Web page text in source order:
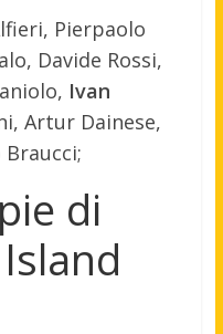
Pierpaolo
Davide Rossi,
Ivan
Artur Dainese,
di